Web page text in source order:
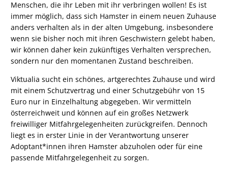
Menschen, die ihr Leben mit ihr verbringen wollen! Es ist
immer möglich, dass sich Hamster in einem neuen Zuhause
anders verhalten als in der alten Umgebung, insbesondere
wenn sie bisher noch mit ihren Geschwistern gelebt haben,
wir können daher kein zukünftiges Verhalten versprechen,
sondern nur den momentanen Zustand beschreiben.
Viktualia sucht ein schönes, artgerechtes Zuhause und wird
mit einem Schutzvertrag und einer Schutzgebühr von 15
Euro nur in Einzelhaltung abgegeben. Wir vermitteln
österreichweit und können auf ein großes Netzwerk
freiwilliger Mitfahrgelegenheiten zurückgreifen. Dennoch
liegt es in erster Linie in der Verantwortung unserer
Adoptant*innen ihren Hamster abzuholen oder für eine
passende Mitfahrgelegenheit zu sorgen.